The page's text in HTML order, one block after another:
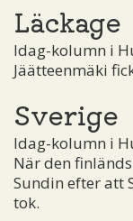
Läckage
Idag-kolumn i
Jäätteenmäki
Sverige
Idag-kolumn i
När den
Sundin efter att
tok.